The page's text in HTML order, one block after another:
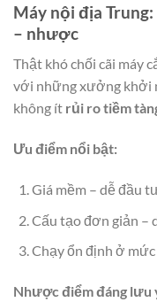
Máy nội địa
– nhược
Thật khó chối cãi máy
với những xưởng khởi
không ít rủi ro tiềm
Ưu điểm nổi bật:
Giá mềm – dễ đầu
Cấu tạo đơn giản –
Chạy ổn định ở
Nhược điểm đáng lưu